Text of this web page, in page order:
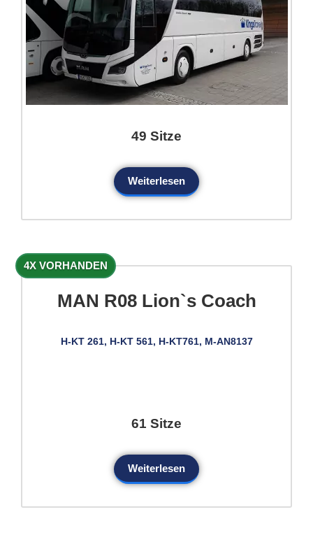
49 Sitze
Weiterlesen
4X VORHANDEN
MAN R08 Lion`s Coach
H-KT 261, H-KT 561, H-KT761, M-AN8137
61 Sitze
Weiterlesen